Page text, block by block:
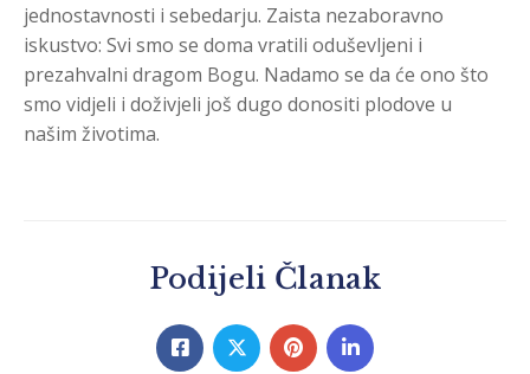
jednostavnosti i sebedarju. Zaista nezaboravno
iskustvo: Svi smo se doma vratili oduševljeni i
prezahvalni dragom Bogu. Nadamo se da će ono što
smo vidjeli i doživjeli još dugo donositi plodove u
našim životima.
Podijeli Članak